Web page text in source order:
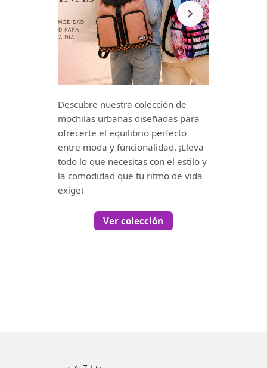
Descubre nuestra colección de
mochilas urbanas diseñadas para
ofrecerte el equilibrio perfecto
entre moda y funcionalidad. ¡Lleva
todo lo que necesitas con el estilo y
la comodidad que tu ritmo de vida
exige!
Ver colección